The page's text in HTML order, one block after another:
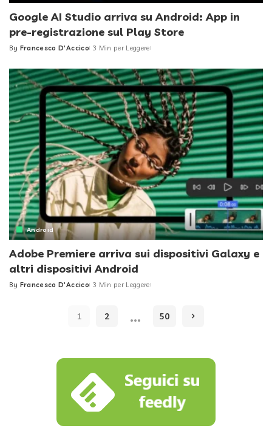
Google AI Studio arriva su Android: App in
pre-registrazione sul Play Store
Posted
By Francesco D'Accico 3 Min per Leggere
Android
Adobe Premiere arriva sui dispositivi Galaxy e
altri dispositivi Android
Posted
By Francesco D'Accico 3 Min per Leggere
1 2 … 50